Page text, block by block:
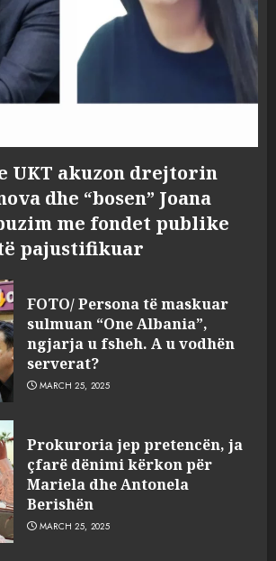
UKT akuzon drejtorin
dhe “bosen” Joana
me fondet publike
pajustifikuar
FOTO/ Persona të maskuar
sulmuan “One Albania”,
ngjarja u fsheh. A u vodhën
serverat?
MARCH 25, 2025
Prokuroria jep pretencën, ja
çfarë dënimi kërkon për
Mariela dhe Antonela
Berishën
MARCH 25, 2025